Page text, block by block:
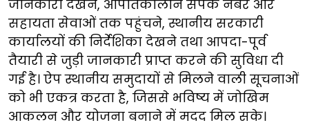
जानकारी देखने, आपातकालीन संपर्क नंबर और
सहायता सेवाओं तक पहुंचने, स्थानीय सरकारी
कार्यालयों की निर्देशिका देखने तथा आपदा-पूर्व
तैयारी से जुड़ी जानकारी प्राप्त करने की सुविधा दी
गई है। ऐप स्थानीय समुदायों से मिलने वाली सूचनाओं
को भी एकत्र करता है, जिससे भविष्य में जोखिम
आकलन और योजना बनाने में मदद मिल सके।